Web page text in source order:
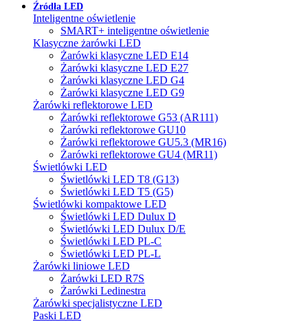
Źródła LED
Inteligentne oświetlenie
SMART+ inteligentne oświetlenie
Klasyczne żarówki LED
Żarówki klasyczne LED E14
Żarówki klasyczne LED E27
Żarówki klasyczne LED G4
Żarówki klasyczne LED G9
Żarówki reflektorowe LED
Żarówki reflektorowe G53 (AR111)
Żarówki reflektorowe GU10
Żarówki reflektorowe GU5.3 (MR16)
Żarówki reflektorowe GU4 (MR11)
Świetlówki LED
Świetlówki LED T8 (G13)
Świetlówki LED T5 (G5)
Świetlówki kompaktowe LED
Świetlówki LED Dulux D
Świetlówki LED Dulux D/E
Świetlówki LED PL-C
Świetlówki LED PL-L
Żarówki liniowe LED
Żarówki LED R7S
Żarówki Ledinestra
Żarówki specjalistyczne LED
Paski LED